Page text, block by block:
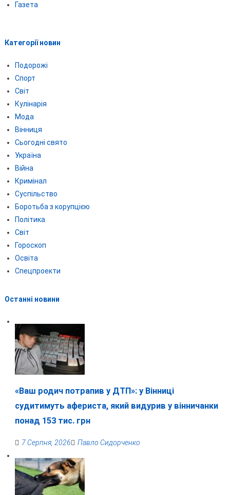
Газета
Категорії новин
Подорожі
Спорт
Світ
Кулінарія
Мода
Вінниця
Сьогодні свято
Україна
Війна
Кримінал
Суспільство
Боротьба з корупцією
Політика
Світ
Гороскоп
Освіта
Спецпроекти
Останні новини
«Ваш родич потрапив у ДТП»: у Вінниці
судитимуть афериста, який видурив у вінничанки
понад 153 тис. грн
7 Серпня, 2026 Павло Сидорченко